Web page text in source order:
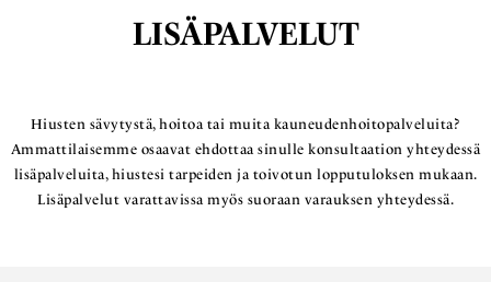
LISÄPALVELUT
Hiusten sävytystä, hoitoa tai muita kauneudenhoitopalveluita?
Ammattilaisemme osaavat ehdottaa sinulle konsultaation yhteydessä
lisäpalveluita, hiustesi tarpeiden ja toivotun lopputuloksen mukaan.
Lisäpalvelut varattavissa myös suoraan varauksen yhteydessä.